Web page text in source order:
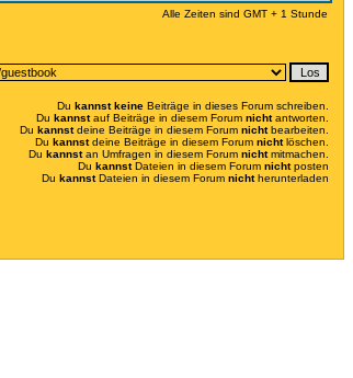
Alle Zeiten sind GMT + 1 Stunde
Du kannst keine Beiträge in dieses Forum schreiben.
Du kannstauf Beiträge in diesem Forum nichtantworten.
Du kannstdeine Beiträge in diesem Forum nichtbearbeiten.
Du kannstdeine Beiträge in diesem Forum nichtlöschen.
Du kannstan Umfragen in diesem Forum nichtmitmachen.
Du kannstDateien in diesem Forum nichtposten
Du kannstDateien in diesem Forum nichtherunterladen